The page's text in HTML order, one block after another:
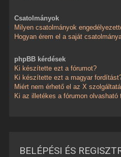
Csatolmányok
Milyen csatolmányok
Hogyan érem el a saját
phpBB kérdések
Ki készítette ezt a fórumot?
Ki készítette ezt a magyar
Miért nem érhető el az X
Ki az illetékes a fórumon
BELÉPÉSI ÉS